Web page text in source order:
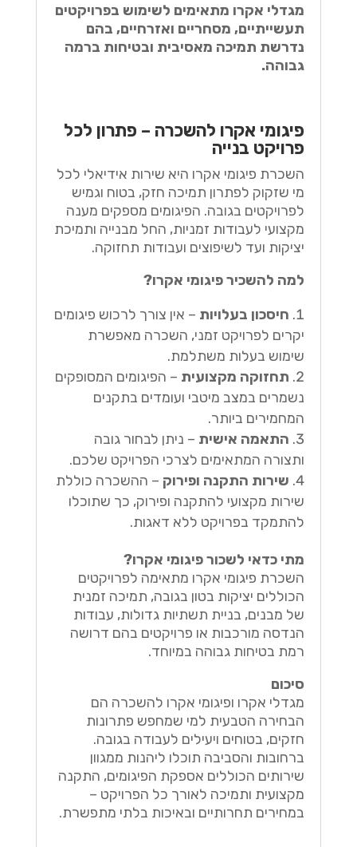
מגדלי אקרו מתאימים לשימוש בפרויקטים
תעשייתיים, מסחריים ואזרחיים, בהם
נדרשת תמיכה מאסיבית ובטיחות ברמה
גבוהה.
פיגומי אקרו להשכרה – פתרון לכל
פרויקט בנייה
השכרת פיגומי אקרו היא שירות אידיאלי לכל
מי שזקוק לפתרון תמיכה חזק, בטוח וגמיש
לפרויקטים בגובה. הפיגומים מספקים מענה
מקצועי לעבודות זמניות, החל מבנייה ותמיכת
יציקות ועד לשיפוצים ועבודות תחזוקה.
למה להשכיר פיגומי אקרו?
חיסכון בעלויות – אין צורך לרכוש פיגומים
יקרים לפרויקט זמני, השכרה מאפשרת
שימוש בעלות משתלמת.
תחזוקה מקצועית – הפיגומים המסופקים
נשמרים במצב מיטבי ועומדים בתקנים
המחמירים ביותר.
התאמה אישית – ניתן לבחור גובה
ותצורה המתאימים לצרכי הפרויקט שלכם.
שירות התקנה ופירוק – ההשכרה כוללת
שירות מקצועי להתקנה ופירוק, כך שתוכלו
להתמקד בפרויקט ללא דאגות.
מתי כדאי לשכור פיגומי אקרו?
השכרת פיגומי אקרו מתאימה לפרויקטים
הכוללים יציקות בטון בגובה, תמיכה זמנית
של מבנים, בניית תשתיות גדולות, עבודות
הנדסה מורכבות או פרויקטים בהם דרושה
רמת בטיחות גבוהה במיוחד.
סיכום
מגדלי אקרו ופיגומי אקרו להשכרה הם
הבחירה הטבעית למי שמחפש פתרונות
חזקים, בטוחים ויעילים לעבודה בגובה.
ברחובות והסביבה תוכלו ליהנות ממגוון
שירותים הכוללים אספקת הפיגומים, התקנה
מקצועית ותמיכה לאורך כל הפרויקט –
במחירים תחרותיים ובאיכות בלתי מתפשרת.